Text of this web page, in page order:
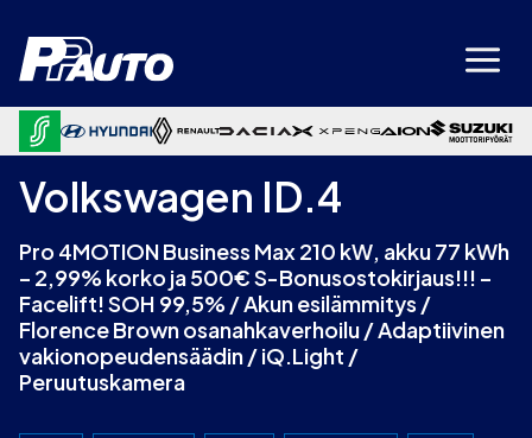
sisältöön
Volkswagen ID.4
Pro 4MOTION Business Max 210 kW, akku 77 kWh
– 2,99% korko ja 500€ S-Bonusostokirjaus!!! –
Facelift! SOH 99,5% / Akun esilämmitys /
Florence Brown osanahkaverhoilu / Adaptiivinen
vakionopeudensäädin / iQ.Light /
Peruutuskamera